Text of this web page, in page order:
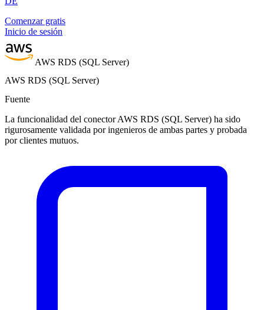
Comenzar gratis
Inicio de sesión
AWS RDS (SQL Server)
AWS RDS (SQL Server)
Fuente
La funcionalidad del conector AWS RDS (SQL Server) ha sido
rigurosamente validada por ingenieros de ambas partes y probada
por clientes mutuos.